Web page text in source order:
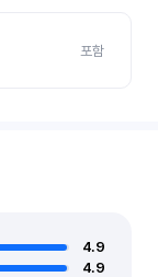
포함
4.9
4.9